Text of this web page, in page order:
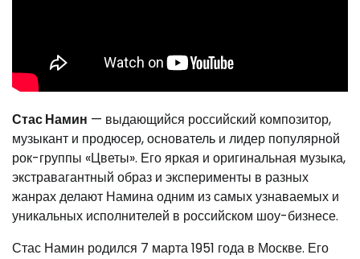
Стас Намин — выдающийся российский композитор,
музыкант и продюсер, основатель и лидер популярной
рок-группы «Цветы». Его яркая и оригинальная музыка,
экстравагантный образ и эксперименты в разных
жанрах делают Намина одним из самых узнаваемых и
уникальных исполнителей в российском шоу-бизнесе.
Стас Намин родился 7 марта 1951 года в Москве. Его